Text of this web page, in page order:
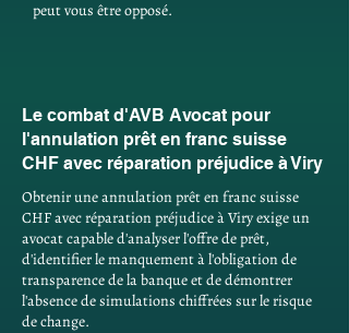
peut vous être opposé.
Le combat d'AVB Avocat pour
l'annulation prêt en franc suisse
CHF avec réparation préjudice à Viry
Obtenir une annulation prêt en franc suisse
CHF avec réparation préjudice à Viry exige un
avocat capable d'analyser l'offre de prêt,
d'identifier le manquement à l'obligation de
transparence de la banque et de démontrer
l'absence de simulations chiffrées sur le risque
de change.